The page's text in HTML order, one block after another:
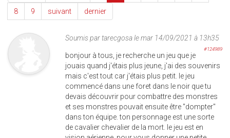
8 9 suivant dernier
Soumis partarecgosale mar 14/09/2021 à 13h35
#124989
bonjour à tous, je recherche un jeu que je
jouais quand j'étais plus jeune, j'ai des souvenirs
mais c'est tout car j'étais plus petit. le jeu
commencé dans une foret dans le noir que tu
devais découvrir pour combattre des monstres
et ses monstres pouvait ensuite être "dompter"
dans ton équipe. ton personnage est une sorte
de cavalier chevalier de la mort. le jeu est en